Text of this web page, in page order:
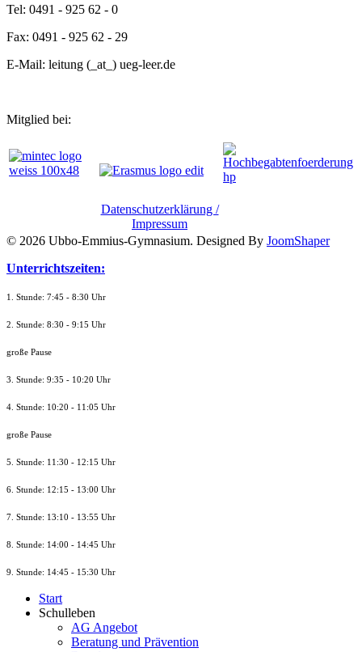
Tel: 0491 - 925 62 - 0
Fax: 0491 - 925 62 - 29
E-Mail: leitung (_at_) ueg-leer.de
Mitglied bei:
Datenschutzerklärung /
Impressum
© 2026 Ubbo-Emmius-Gymnasium. Designed By JoomShaper
Unterrichtszeiten:
1. Stunde: 7:45 - 8:30 Uhr
2. Stunde: 8:30 - 9:15 Uhr
große Pause
3. Stunde: 9:35 - 10:20 Uhr
4. Stunde: 10:20 - 11:05 Uhr
große Pause
5. Stunde: 11:30 - 12:15 Uhr
6. Stunde: 12:15 - 13:00 Uhr
7. Stunde: 13:10 - 13:55 Uhr
8. Stunde: 14:00 - 14:45 Uhr
9. Stunde: 14:45 - 15:30 Uhr
Start
Schulleben
AG Angebot
Beratung und Prävention